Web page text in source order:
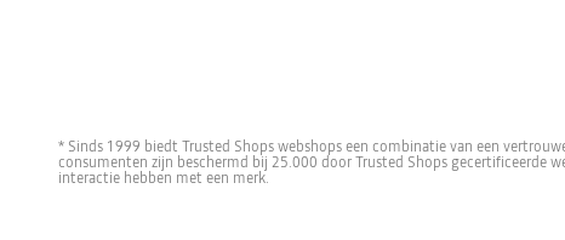
* Sinds 1999 biedt Trusted Shops webshops een combinatie van een
consumenten zijn beschermd bij 25.000 door Trusted Shops gecertificeerde
interactie hebben met een merk.